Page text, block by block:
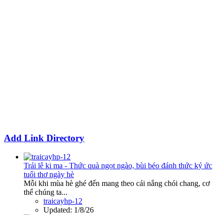
Add Link Directory
Trái lê ki ma - Thức quà ngọt ngào, bùi béo đánh thức ký ức
tuổi thơ ngày hè
Mỗi khi mùa hè ghé đến mang theo cái nắng chói chang, cơ
thể chúng ta...
traicayhp-12
Updated: 1/8/26